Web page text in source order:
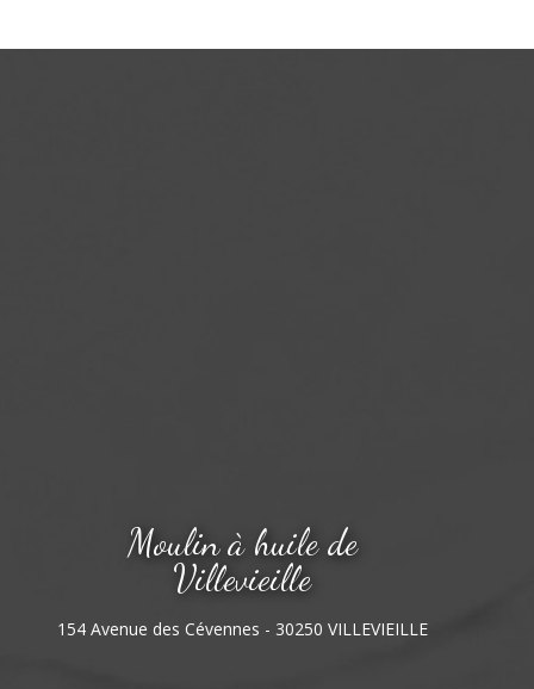
Moulin à huile de
Villevieille
154 Avenue des Cévennes - 30250 VILLEVIEILLE